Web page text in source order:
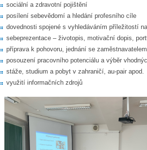
sociální a zdravotní pojištění
posílení sebevědomí a hledání profesního cíle
dovednosti spojené s vyhledáváním příležitostí
sebeprezentace – životopis, motivační dopis,
příprava k pohovoru, jednání se zaměstnavatelem
posouzení pracovního potenciálu a výběr
stáže, studium a pobyt v zahraničí, au-pair apod.
využití informačních zdrojů